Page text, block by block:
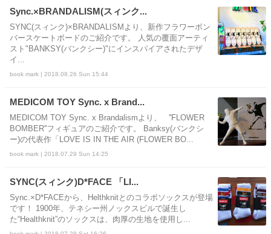
Sync.×BRANDALISM(スィンク...
SYNC(スィンク)×BRANDALISMより、新作フラワーボン
バースケートボードのご紹介です。 人気の覆面アーティ
スト"BANKSY(バンクシー)"にインスパイアされたデザ
イ...
book mark | 2018.08.26 Sun 15:44
MEDICOM TOY Sync. x Brand...
MEDICOM TOY Sync. x Brandalismより、 ''FLOWER
BOMBER''フィギュアのご紹介です。 Banksy(バンクシ
ー)の代表作「LOVE IS IN THE AIR (FLOWER BO...
book mark | 2018.07.29 Sun 14:25
SYNC(スィンク)D*FACE 「LI...
Sync.×D*FACEから、Helthknitとのコラボソックスが登場
です！ 1900年、テネシー州ノックスビルで誕生し
た“Healthknit”のソックスは、肉厚の生地を使用し...